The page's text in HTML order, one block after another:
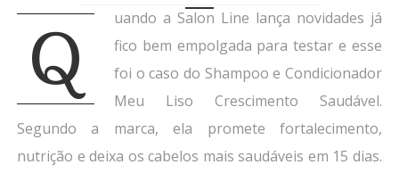
Q
uando a Salon Line lança novidades já
fico bem empolgada para testar e esse
foi o caso do Shampoo e Condicionador
Meu Liso Crescimento Saudável.
Segundo a marca, ela promete fortalecimento,
nutrição e deixa os cabelos mais saudáveis em 15 dias.